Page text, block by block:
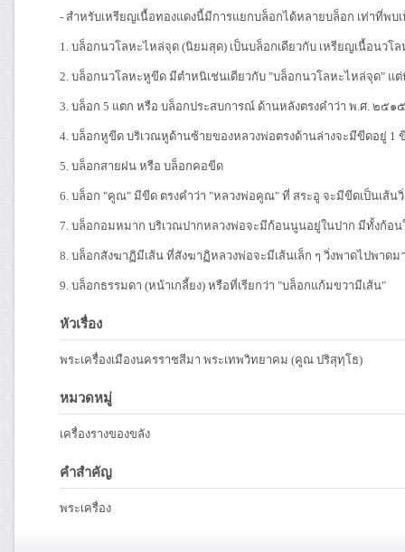
- สำหรับเหรียญเนื้อทองแดงนี้มีการแยกบล็อกได้หลายบล็อก เท่าที่พบ
1. บล็อกนวโลหะไหล่จุด (นิยมสุด) เป็นบล็อกเดียวกับ เหรียญเนื้อนวโล
2. บล็อกนวโลหะหูขีด มีตำหนิเช่นเดียวกับ "บล็อกนวโลหะไหล่จุด"
3. บล็อก 5 แตก หรือ บล็อกประสบการณ์ ด้านหลังตรงคำว่า พ.ศ. ๒๕
4. บล็อกหูขีด บริเวณหูด้านซ้ายของหลวงพ่อตรงด้านล่างจะมีขีดอยู่ 1
5. บล็อกสายฝน หรือ บล็อกคอขีด
6. บล็อก "คูณ" มีขีด ตรงคำว่า "หลวงพ่อคูณ" ที่ สระอู จะมีขีดเป็นเส้น
7. บล็อกอมหมาก บริเวณปากหลวงพ่อจะมีก้อนนูนอยู่ในปาก มีทั้งก้อ
8. บล็อกสังฆาฏิมีเส้น ที่สังฆาฏิหลวงพ่อจะมีเส้นเล็ก ๆ วิ่งพาดไปพาด
9. บล็อกธรรมดา (หน้าเกลี้ยง) หรือที่เรียกว่า "บล็อกแก้มขวามีเส้น"
หัวเรื่อง
พระเครื่องเมืองนครราชสีมา พระเทพวิทยาคม (คูณ ปริสุทฺโธ)
หมวดหมู่
เครื่องรางของขลัง
คำสำคัญ
พระเครื่อง